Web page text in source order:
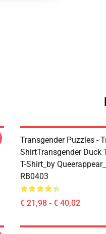
Transgender Puzzles -
ShirtTransgender Duck
T-Shirt_by
RB0403
€ 21,98 - € 40,02